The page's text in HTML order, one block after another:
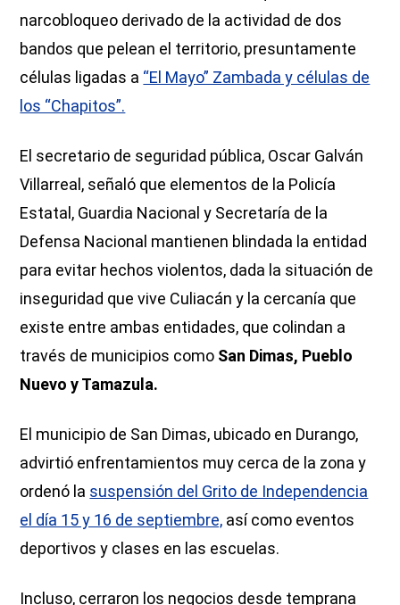
narcobloqueo derivado de la actividad de dos
bandos que pelean el territorio, presuntamente
células ligadas a “El Mayo” Zambada y células de
los “Chapitos”.
El secretario de seguridad pública, Oscar Galván
Villarreal, señaló que elementos de la Policía
Estatal, Guardia Nacional y Secretaría de la
Defensa Nacional mantienen blindada la entidad
para evitar hechos violentos, dada la situación de
inseguridad que vive Culiacán y la cercanía que
existe entre ambas entidades, que colindan a
través de municipios como San Dimas, Pueblo
Nuevo y Tamazula.
El municipio de San Dimas, ubicado en Durango,
advirtió enfrentamientos muy cerca de la zona y
ordenó la suspensión del Grito de Independencia
el día 15 y 16 de septiembre, así como eventos
deportivos y clases en las escuelas.
Incluso, cerraron los negocios desde temprana